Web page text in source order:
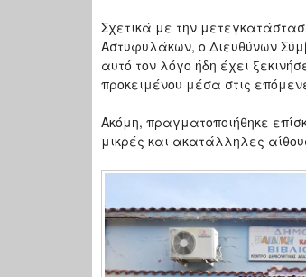
Σχετικά με την
Αστυφυλάκων, ο Διευθύνων
αυτό τον λόγο ήδη έχει
προκειμένου μέσα στις
Ακόμη, πραγματοποιήθηκε
μικρές και ακατάλληλες